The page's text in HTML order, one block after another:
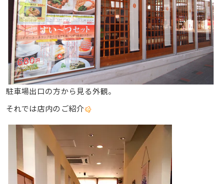
駐車場出口の方から見る外観。
それでは店内のご紹介